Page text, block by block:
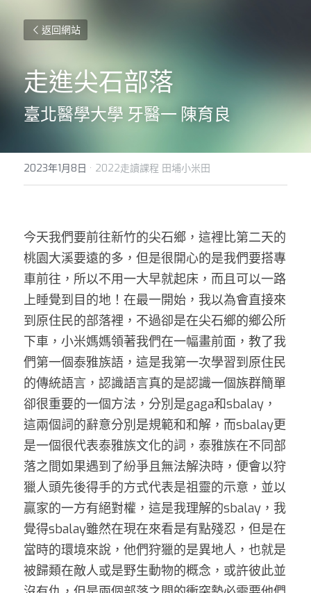
返回網站
走進尖石部落
臺北醫學大學 牙醫一 陳育良
2023年1月8日 · 2022走讀課程 田埔小米田
今天我們要前往新竹的尖石鄉，這裡比第二天的
桃園大溪要遠的多，但是很開心的是我們要搭專
車前往，所以不用一大早就起床，而且可以一路
上睡覺到目的地！在最一開始，我以為會直接來
到原住民的部落裡，不過卻是在尖石鄉的鄉公所
下車，小米媽媽領著我們在一幅畫前面，教了我
們第一個泰雅族語，這是我第一次學習到原住民
的傳統語言，認識語言真的是認識一個族群簡單
卻很重要的一個方法，分別是gaga和sbalay，
這兩個詞的辭意分別是規範和和解，而sbalay更
是一個很代表泰雅族文化的詞，泰雅族在不同部
落之間如果遇到了紛爭且無法解決時，便會以狩
獵人頭先後得手的方式代表是祖靈的示意，並以
贏家的一方有絕對權，這是我理解的sbalay，我
覺得sbalay雖然在現在來看是有點殘忍，但是在
當時的環境來說，他們狩獵的是異地人，也就是
被歸類在敵人或是野生動物的概念，或許彼此並